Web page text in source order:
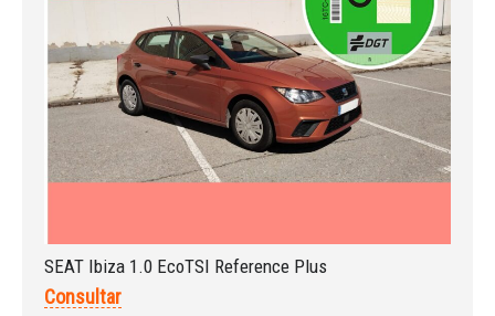
SEAT Ibiza 1.0 EcoTSI Reference Plus
Consultar